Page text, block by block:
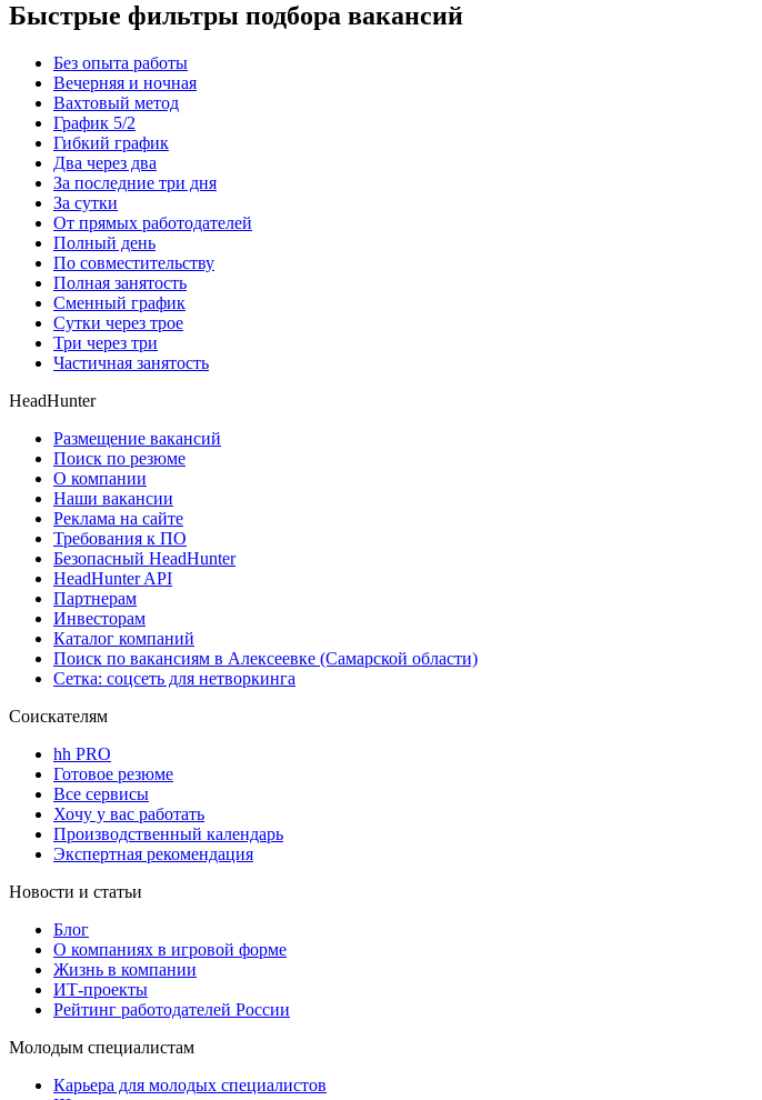
Быстрые фильтры подбора вакансий
Без опыта работы
Вечерняя и ночная
Вахтовый метод
График 5/2
Гибкий график
Два через два
За последние три дня
За сутки
От прямых работодателей
Полный день
По совместительству
Полная занятость
Сменный график
Сутки через трое
Три через три
Частичная занятость
HeadHunter
Размещение вакансий
Поиск по резюме
О компании
Наши вакансии
Реклама на сайте
Требования к ПО
Безопасный HeadHunter
HeadHunter API
Партнерам
Инвесторам
Каталог компаний
Поиск по вакансиям в Алексеевке (Самарской области)
Сетка: соцсеть для нетворкинга
Соискателям
hh PRO
Готовое резюме
Все сервисы
Хочу у вас работать
Производственный календарь
Экспертная рекомендация
Новости и статьи
Блог
О компаниях в игровой форме
Жизнь в компании
ИТ-проекты
Рейтинг работодателей России
Молодым специалистам
Карьера для молодых специалистов